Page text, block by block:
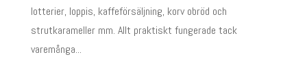
lotterier, loppis, kaffeförsäljning, korv obröd och
strutkarameller mm. Allt praktiskt fungerade tack
varemånga...